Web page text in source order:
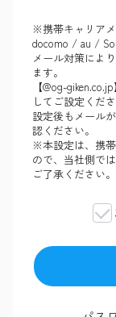
※携帯キャリア
docomo / au /
メール対策によ
ます。
【@og-
してご設定くださ
設定後もメール
認ください。
※本設定は、携
ので、当社側で
ご了承ください。